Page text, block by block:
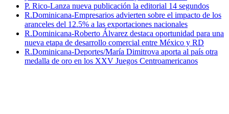
P. Rico-Lanza nueva publicación la editorial 14 segundos
R.Dominicana-Empresarios advierten sobre el impacto de los
aranceles del 12.5% a las exportaciones nacionales
R.Dominicana-Roberto Álvarez destaca oportunidad para una
nueva etapa de desarrollo comercial entre México y RD
R.Dominicana-Deportes/María Dimitrova aporta al país otra
medalla de oro en los XXV Juegos Centroamericanos